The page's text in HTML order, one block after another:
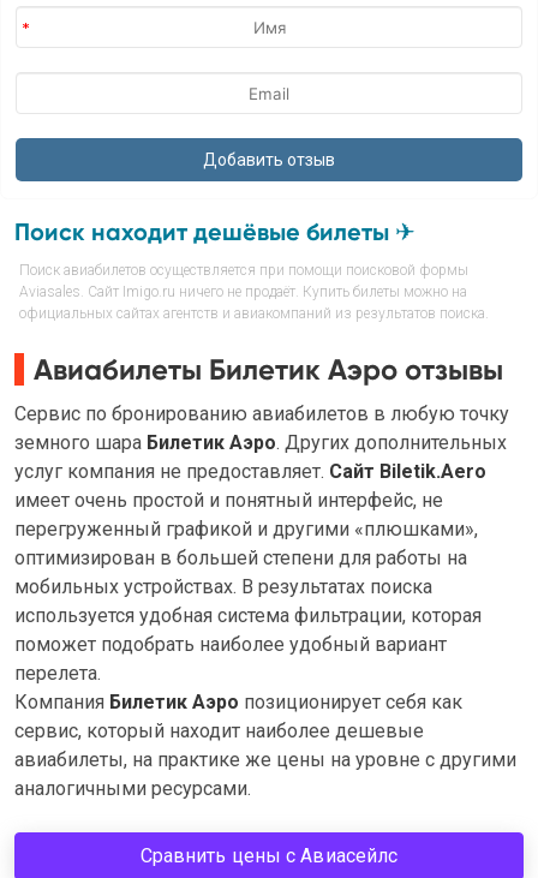
Поиск находит дешёвые билеты ✈
Поиск авиабилетов осуществляется при помощи поисковой формы
Aviasales. Сайт Imigo.ru ничего не продаёт. Купить билеты можно на
официальных сайтах агентств и авиакомпаний из результатов поиска.
Авиабилеты Билетик Аэро отзывы
Cервис по бронированию авиабилетов в любую точку
земного шара Билетик Аэро. Других дополнительных
услуг компания не предоставляет. Сайт Biletik.Aero
имеет очень простой и понятный интерфейс, не
перегруженный графикой и другими «плюшками»,
оптимизирован в большей степени для работы на
мобильных устройствах. В результатах поиска
используется удобная система фильтрации, которая
поможет подобрать наиболее удобный вариант
перелета.
Компания Билетик Аэро позиционирует себя как
сервис, который находит наиболее дешевые
авиабилеты, на практике же цены на уровне с другими
аналогичными ресурсами.
Сравнить цены с Авиасейлс